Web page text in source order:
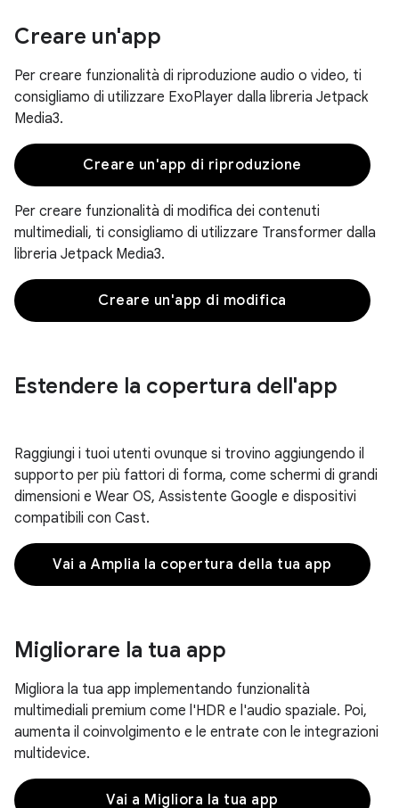
Creare un'app
Per creare funzionalità di riproduzione audio o video, ti
consigliamo di utilizzare ExoPlayer dalla libreria Jetpack
Media3.
Creare un'app di riproduzione
Per creare funzionalità di modifica dei contenuti
multimediali, ti consigliamo di utilizzare Transformer dalla
libreria Jetpack Media3.
Creare un'app di modifica
Estendere la copertura dell'app
Raggiungi i tuoi utenti ovunque si trovino aggiungendo il
supporto per più fattori di forma, come schermi di grandi
dimensioni e Wear OS, Assistente Google e dispositivi
compatibili con Cast.
Vai a Amplia la copertura della tua app
Migliorare la tua app
Migliora la tua app implementando funzionalità
multimediali premium come l'HDR e l'audio spaziale. Poi,
aumenta il coinvolgimento e le entrate con le integrazioni
multidevice.
Vai a Migliora la tua app